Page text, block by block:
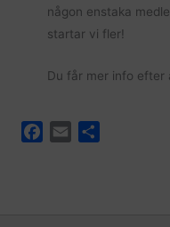
någon enstaka
startar vi fler!
Du får mer info efter